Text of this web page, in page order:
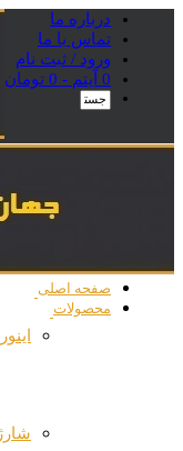
درباره ما
تماس با ما
ورود / ثبت نام
0 آیتم -
0 تومان
صفحه اصلی
محصولات